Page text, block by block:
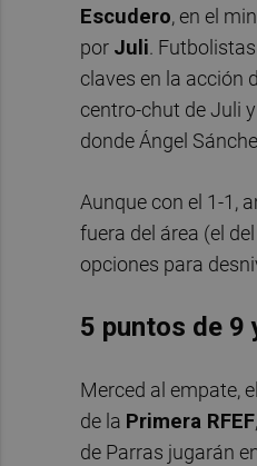
Escudero, en el
por Juli.
claves en la acción
centro-chut de Juli
donde Ángel
Aunque con el 1-1,
fuera del área (el
opciones para
5 puntos de 9
Merced al empate,
de la Primera RFEF
de Parras jugarán